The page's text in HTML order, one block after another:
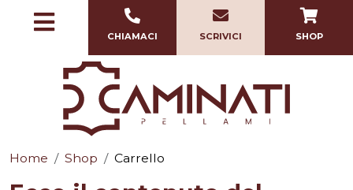
CHIAMACI SCRIVICI SHOP
Home Shop Carrello